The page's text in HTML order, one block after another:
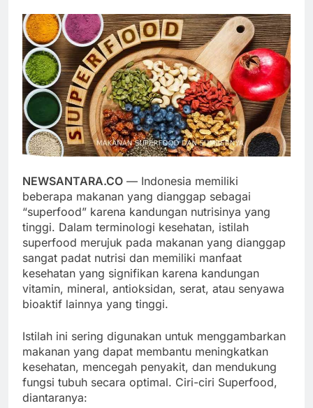
NEWSANTARA.CO — Indonesia memiliki
beberapa makanan yang dianggap sebagai
“superfood” karena kandungan nutrisinya yang
tinggi. Dalam terminologi kesehatan, istilah
superfood merujuk pada makanan yang dianggap
sangat padat nutrisi dan memiliki manfaat
kesehatan yang signifikan karena kandungan
vitamin, mineral, antioksidan, serat, atau senyawa
bioaktif lainnya yang tinggi.
Istilah ini sering digunakan untuk menggambarkan
makanan yang dapat membantu meningkatkan
kesehatan, mencegah penyakit, dan mendukung
fungsi tubuh secara optimal. Ciri-ciri Superfood,
diantaranya: